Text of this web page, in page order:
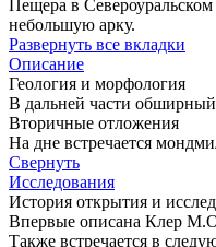
Пещера в
небольшую арку.
Развернуть все вкладки
Описание
Геология и морфология
В дальней части
Вторичные отложения
На дне встречается
Свернуть
Исследования
История открытия и
Впервые описана Клер
Также встречается в